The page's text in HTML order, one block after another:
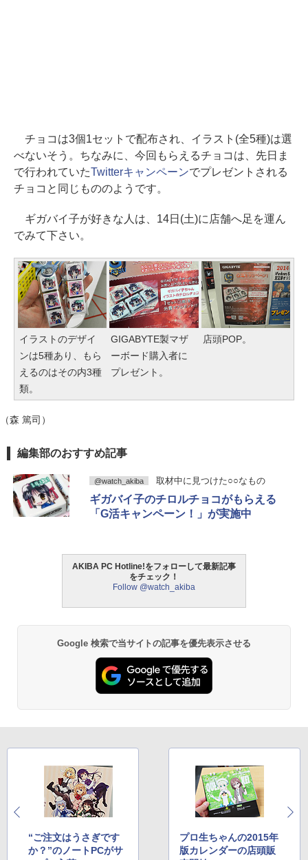
チョコは3個1セットで配布され、イラスト(全5種)は選
べないそう。ちなみに、今回もらえるチョコは、先日ま
で行われていたTwitterキャンペーンでプレゼントされる
チョコと同じもののようです。
ギガバイ子が好きな人は、14日(土)に店舗へ足を運ん
でみて下さい。
イラストのデザイ
ンは5種あり、もら
えるのはその内3種
類。
GIGABYTE製マザ
ーボード購入者に
プレゼント。
店頭POP。
（森 篤司）
編集部のおすすめ記事
@watch_akiba 取材中に見つけた○○なもの
ギガバイ子のチロルチョコがもらえる
「G活キャンペーン！」が実施中
AKIBA PC Hotline!をフォローして最新記事
をチェック！
Follow @watch_akiba
Google 検索で当サイトの記事を優先表示させる
“ご注文はうさぎです
か？”のノートPCがサ
プロ生ちゃんの2015年
版カレンダーの店頭販